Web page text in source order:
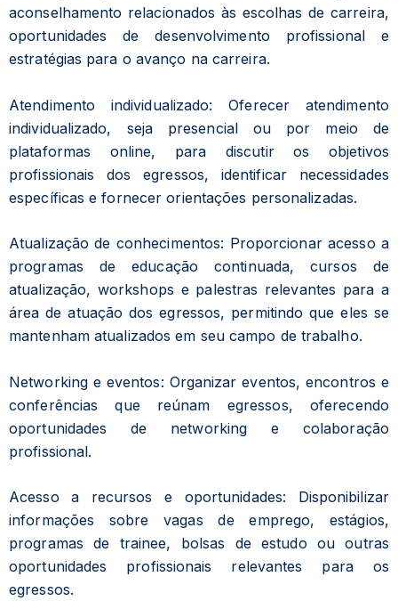
aconselhamento relacionados às escolhas de carreira,
oportunidades de desenvolvimento profissional e
estratégias para o avanço na carreira.
Atendimento individualizado: Oferecer atendimento
individualizado, seja presencial ou por meio de
plataformas online, para discutir os objetivos
profissionais dos egressos, identificar necessidades
específicas e fornecer orientações personalizadas.
Atualização de conhecimentos: Proporcionar acesso a
programas de educação continuada, cursos de
atualização, workshops e palestras relevantes para a
área de atuação dos egressos, permitindo que eles se
mantenham atualizados em seu campo de trabalho.
Networking e eventos: Organizar eventos, encontros e
conferências que reúnam egressos, oferecendo
oportunidades de networking e colaboração
profissional.
Acesso a recursos e oportunidades: Disponibilizar
informações sobre vagas de emprego, estágios,
programas de trainee, bolsas de estudo ou outras
oportunidades profissionais relevantes para os
egressos.